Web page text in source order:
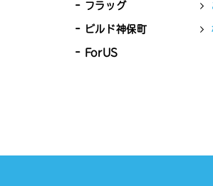
フラッグ
ビルド神保町
ForUS